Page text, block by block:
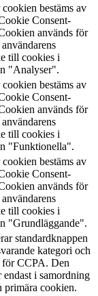
bestäms av
Consent-
används för
till cookies i
"Analyser".
bestäms av
Consent-
används för
till cookies i
"Funktionella".
bestäms av
Consent-
används för
till cookies i
"Grundläggande".
standardknappen
kategori och
för CCPA. Den
endast i samordning
primära cookien.